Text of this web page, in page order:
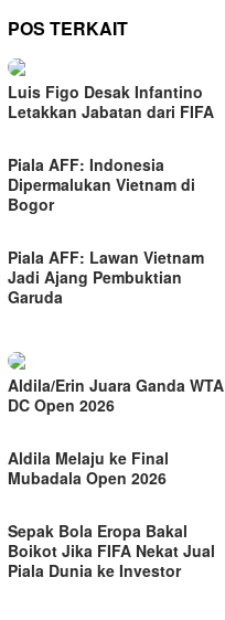
POS TERKAIT
Luis Figo Desak Infantino
Letakkan Jabatan dari FIFA
Piala AFF: Indonesia
Dipermalukan Vietnam di
Bogor
Piala AFF: Lawan Vietnam
Jadi Ajang Pembuktian
Garuda
Aldila/Erin Juara Ganda WTA
DC Open 2026
Aldila Melaju ke Final
Mubadala Open 2026
Sepak Bola Eropa Bakal
Boikot Jika FIFA Nekat Jual
Piala Dunia ke Investor